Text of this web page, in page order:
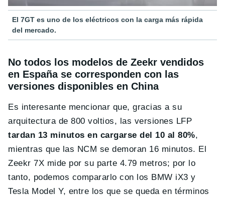
El 7GT es uno de los eléctricos con la carga más rápida
del mercado.
No todos los modelos de Zeekr vendidos
en España se corresponden con las
versiones disponibles en China
Es interesante mencionar que, gracias a su
arquitectura de 800 voltios, las versiones LFP
tardan 13 minutos en cargarse del 10 al 80%,
mientras que las NCM se demoran 16 minutos. El
Zeekr 7X mide por su parte 4.79 metros; por lo
tanto, podemos compararlo con los BMW iX3 y
Tesla Model Y, entre los que se queda en términos